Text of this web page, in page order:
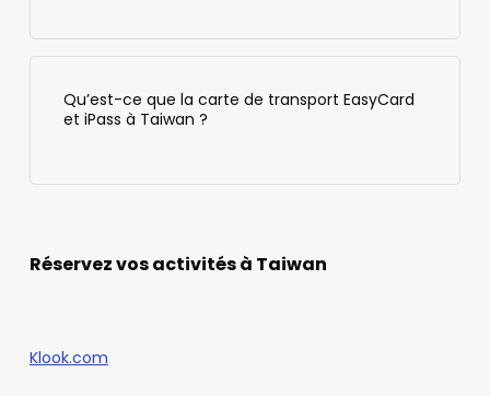
Qu’est-ce que la carte de transport EasyCard
et iPass à Taiwan ?
Réservez vos activités à Taiwan
Klook.com